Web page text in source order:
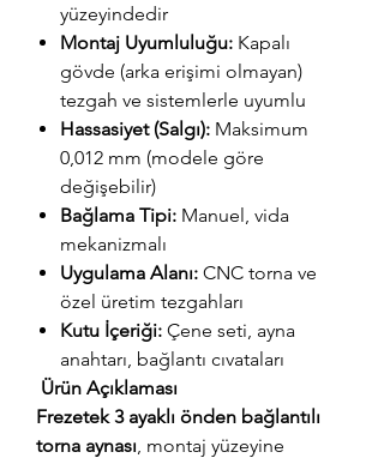
yüzeyindedir
Montaj Uyumluluğu: Kapalı
gövde (arka erişimi olmayan)
tezgah ve sistemlerle uyumlu
Hassasiyet (Salgı): Maksimum
0,012 mm (modele göre
değişebilir)
Bağlama Tipi: Manuel, vida
mekanizmalı
Uygulama Alanı: CNC torna ve
özel üretim tezgahları
Kutu İçeriği: Çene seti, ayna
anahtarı, bağlantı cıvataları
Ürün Açıklaması
Frezetek 3 ayaklı önden bağlantılı
torna aynası , montaj yüzeyine